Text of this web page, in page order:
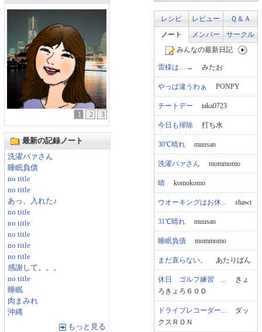
1 2 3
最新の記録ノート
洗濯バァさん
睡眠負債
no title
no title
あっ、入れた♪
no title
no title
no title
no title
no title
感謝して。。。
no title
睡眠
肉まみれ
沖縄
もっと見る
レシピ レビュー
Ｑ＆Ａ
ノート
メンバー
サークル
みんなの最新日記
雷様は…→ みたお
やっぱ違うわぁ PONPY
チートデー taka0723
今日も掃除 打ち水
30℃晴れ muusan
洗濯バァさん mommomo
晴 komokomo
ウオーキングはお休... shawt
31℃晴れ muusan
睡眠負債 mommomo
まだ直らない。 あたりばん
休日 ゴルフ練習 ...
きょ
ろきょろ６０Ｄ
ドライブレコーダー...
ダッ
クスＲＯＮ